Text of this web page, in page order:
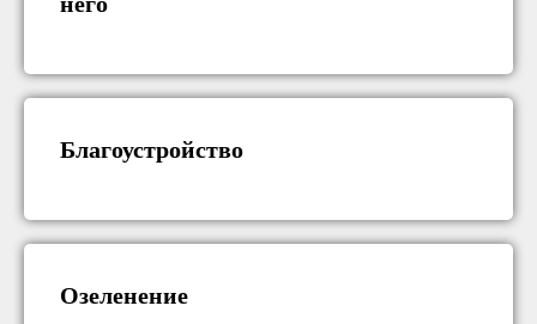
Благоустройство
Озеленение